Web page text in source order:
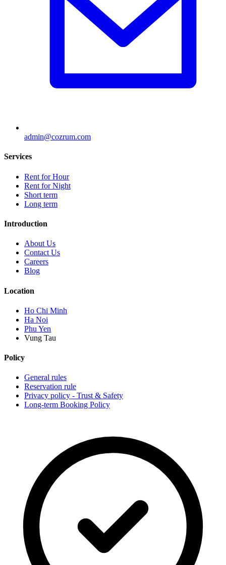
admin@cozrum.com
Services
Rent for Hour
Rent for Night
Short term
Long term
Introduction
About Us
Contact Us
Careers
Blog
Location
Ho Chi Minh
Ha Noi
Phu Yen
Vung Tau
Policy
General rules
Reservation rule
Privacy policy - Trust & Safety
Long-term Booking Policy